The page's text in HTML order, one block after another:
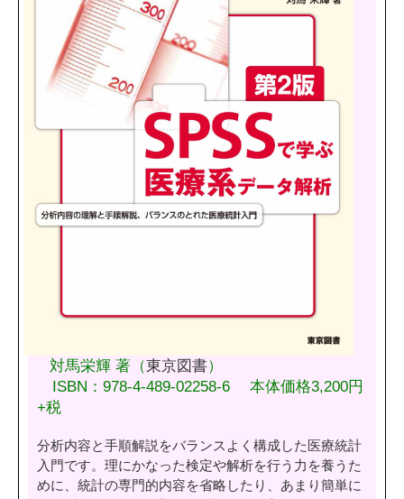
対馬栄輝 著（東京図書）
ISBN：978-4-489-02258-6 本体価格3,200円
+税
分析内容と手順解説をバランスよく構成した医療統計
入門です。理にかなった検定や解析を行う力を養うた
めに、統計の専門的内容を省略したり、あまり簡単に